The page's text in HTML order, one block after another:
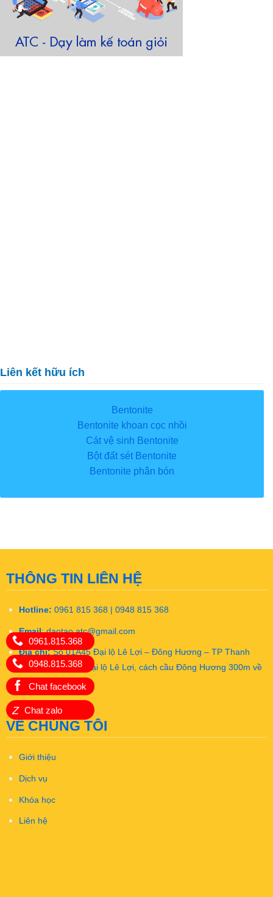
0961.815.368
0948.815.368
Chat facebook
Z Chat zalo
Liên kết hữu ích
Bentonite
Bentonite khoan cọc nhồi
Cát vệ sinh Bentonite
Bột đất sét Bentonite
Bentonite phân bón
THÔNG TIN LIÊN HỆ
Hotline: 0961 815 368 | 0948 815 368
Email:daotao.atc@gmail.com
Địa chỉ:Số 01A45 Đại lộ Lê Lợi – Đông Hương – TP Thanh
Hóa (Mặt đường Đại lộ Lê Lợi, cách cầu Đông Hương 300m về
hướng Đông)
VỀ CHÚNG TÔI
Giới thiệu
Dịch vụ
Khóa học
Liên hệ